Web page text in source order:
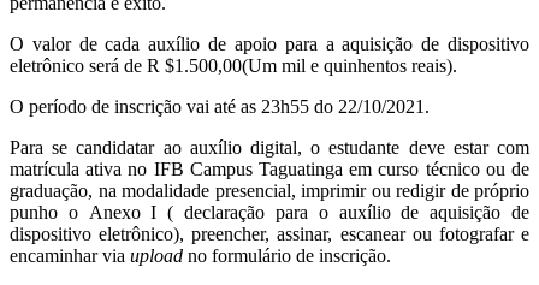
O valor de cada auxílio de apoio para a aquisição de dispositivo
eletrônico será de R $1.500,00(Um mil e quinhentos reais).
O período de inscrição vai até as 23h55 do 22/10/2021.
Para se candidatar ao auxílio digital, o estudante deve estar com
matrícula ativa no IFB Campus Taguatinga em curso técnico ou de
graduação, na modalidade presencial, imprimir ou redigir de próprio
punho o Anexo I ( declaração para o auxílio de aquisição de
dispositivo eletrônico), preencher, assinar, escanear ou fotografar e
encaminhar via upload no formulário de inscrição.